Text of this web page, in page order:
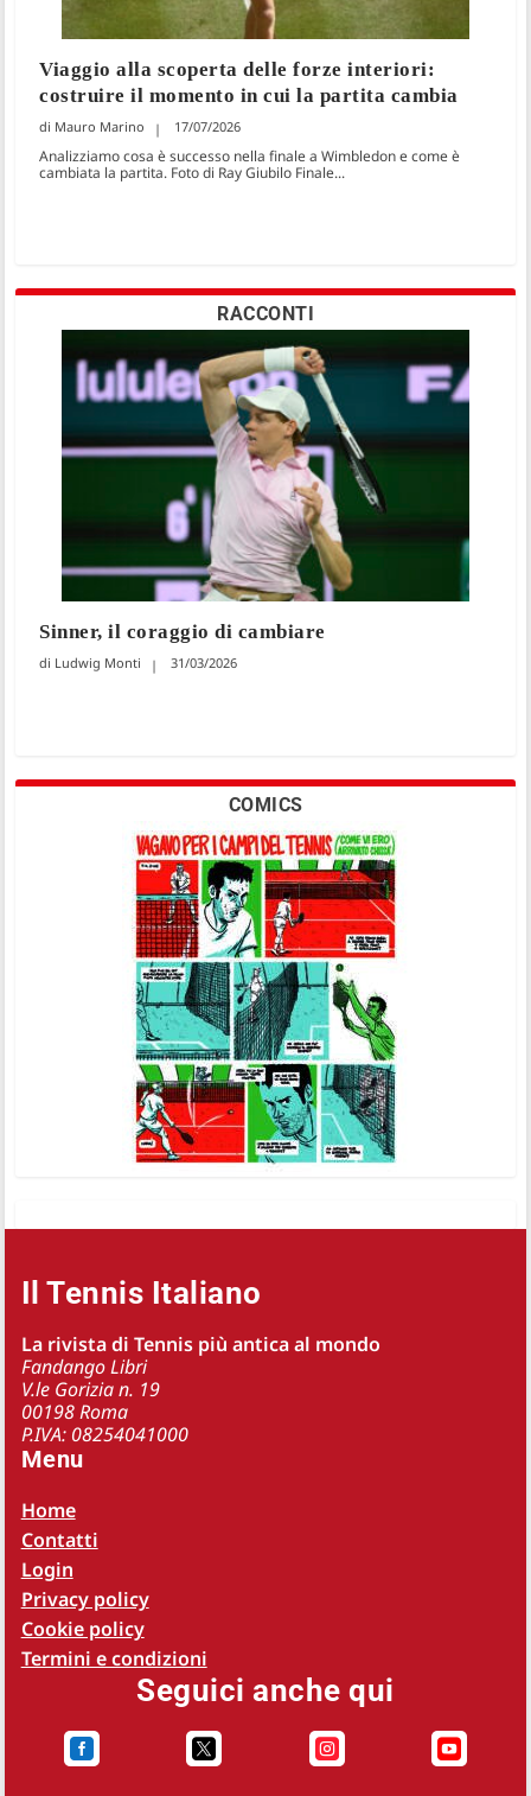
Viaggio alla scoperta delle forze interiori:
costruire il momento in cui la partita cambia
Mauro Marino 17/07/2026
Analizziamo cosa è successo nella finale a Wimbledon e come è
cambiata la partita. Foto di Ray Giubilo Finale...
RACCONTI
Sinner, il coraggio di cambiare
Ludwig Monti 31/03/2026
COMICS
Il Tennis Italiano
La rivista di Tennis più antica al mondo
Fandango Libri
V.le Gorizia n. 19
00198 Roma
P.IVA: 08254041000
Menu
Home
Contatti
Login
Privacy policy
Cookie policy
Termini e condizioni
Seguici anche qui
   